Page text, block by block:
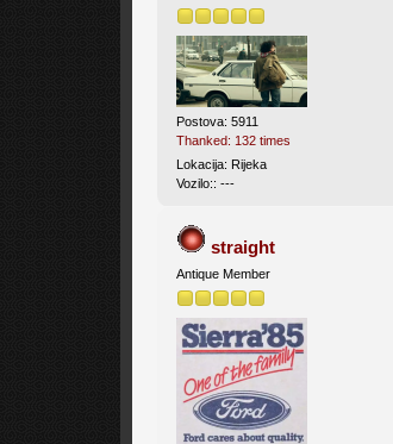
Postova: 5911
Thanked: 132 times
Lokacija: Rijeka
Vozilo:: ---
straight
Antique Member